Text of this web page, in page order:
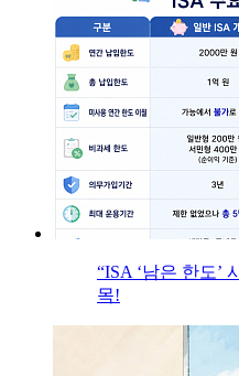
“ISA ‘남은 한도’
목!